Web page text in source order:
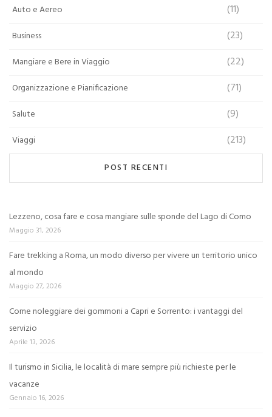
Auto e Aereo (11)
Business (23)
Mangiare e Bere in Viaggio (22)
Organizzazione e Pianificazione (71)
Salute (9)
Viaggi (213)
POST RECENTI
Lezzeno, cosa fare e cosa mangiare sulle sponde del Lago di Como
Maggio 31, 2026
Fare trekking a Roma, un modo diverso per vivere un territorio unico
al mondo
Maggio 27, 2026
Come noleggiare dei gommoni a Capri e Sorrento: i vantaggi del
servizio
Aprile 13, 2026
Il turismo in Sicilia, le località di mare sempre più richieste per le
vacanze
Gennaio 16, 2026